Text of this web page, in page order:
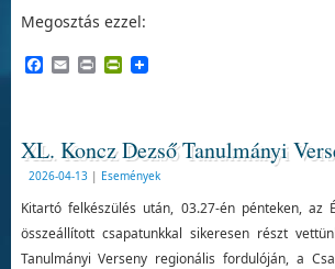
Megosztás ezzel:
Facebook
EmailPrintPrintFriendly
XL. Koncz Dezső Tanulmányi
2026-04-13 | Események
Kitartó felkészülés után, 03.27-én pénteken, az
összeállított csapatunkkal sikeresen részt
Tanulmányi Verseny regionális fordulóján, a